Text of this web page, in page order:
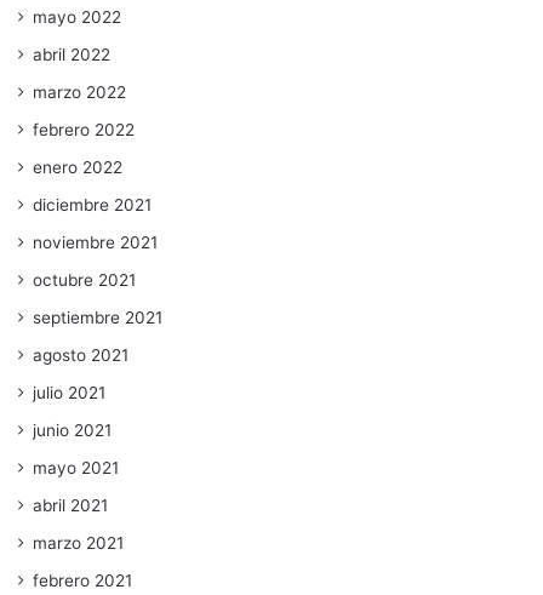
mayo 2022
abril 2022
marzo 2022
febrero 2022
enero 2022
diciembre 2021
noviembre 2021
octubre 2021
septiembre 2021
agosto 2021
julio 2021
junio 2021
mayo 2021
abril 2021
marzo 2021
febrero 2021